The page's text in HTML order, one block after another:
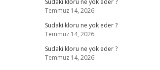
Sudaki kloru ne yok eder ?
Temmuz 14, 2026
Sudaki kloru ne yok eder ?
Temmuz 14, 2026
Sudaki kloru ne yok eder ?
Temmuz 14, 2026